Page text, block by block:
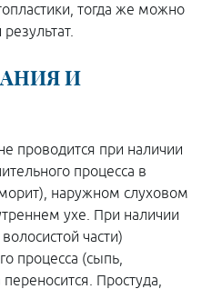
тогда же можно
И
проводится при наличии
процесса в
наружном слуховом
ухе. При наличии
части)
процесса (сыпь,
Простуда,